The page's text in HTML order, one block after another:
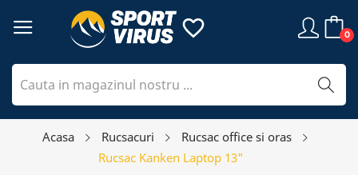
0
favorite_border
Acasa Rucsacuri
Rucsac office si oras
Rucsac Kanken Laptop 13"